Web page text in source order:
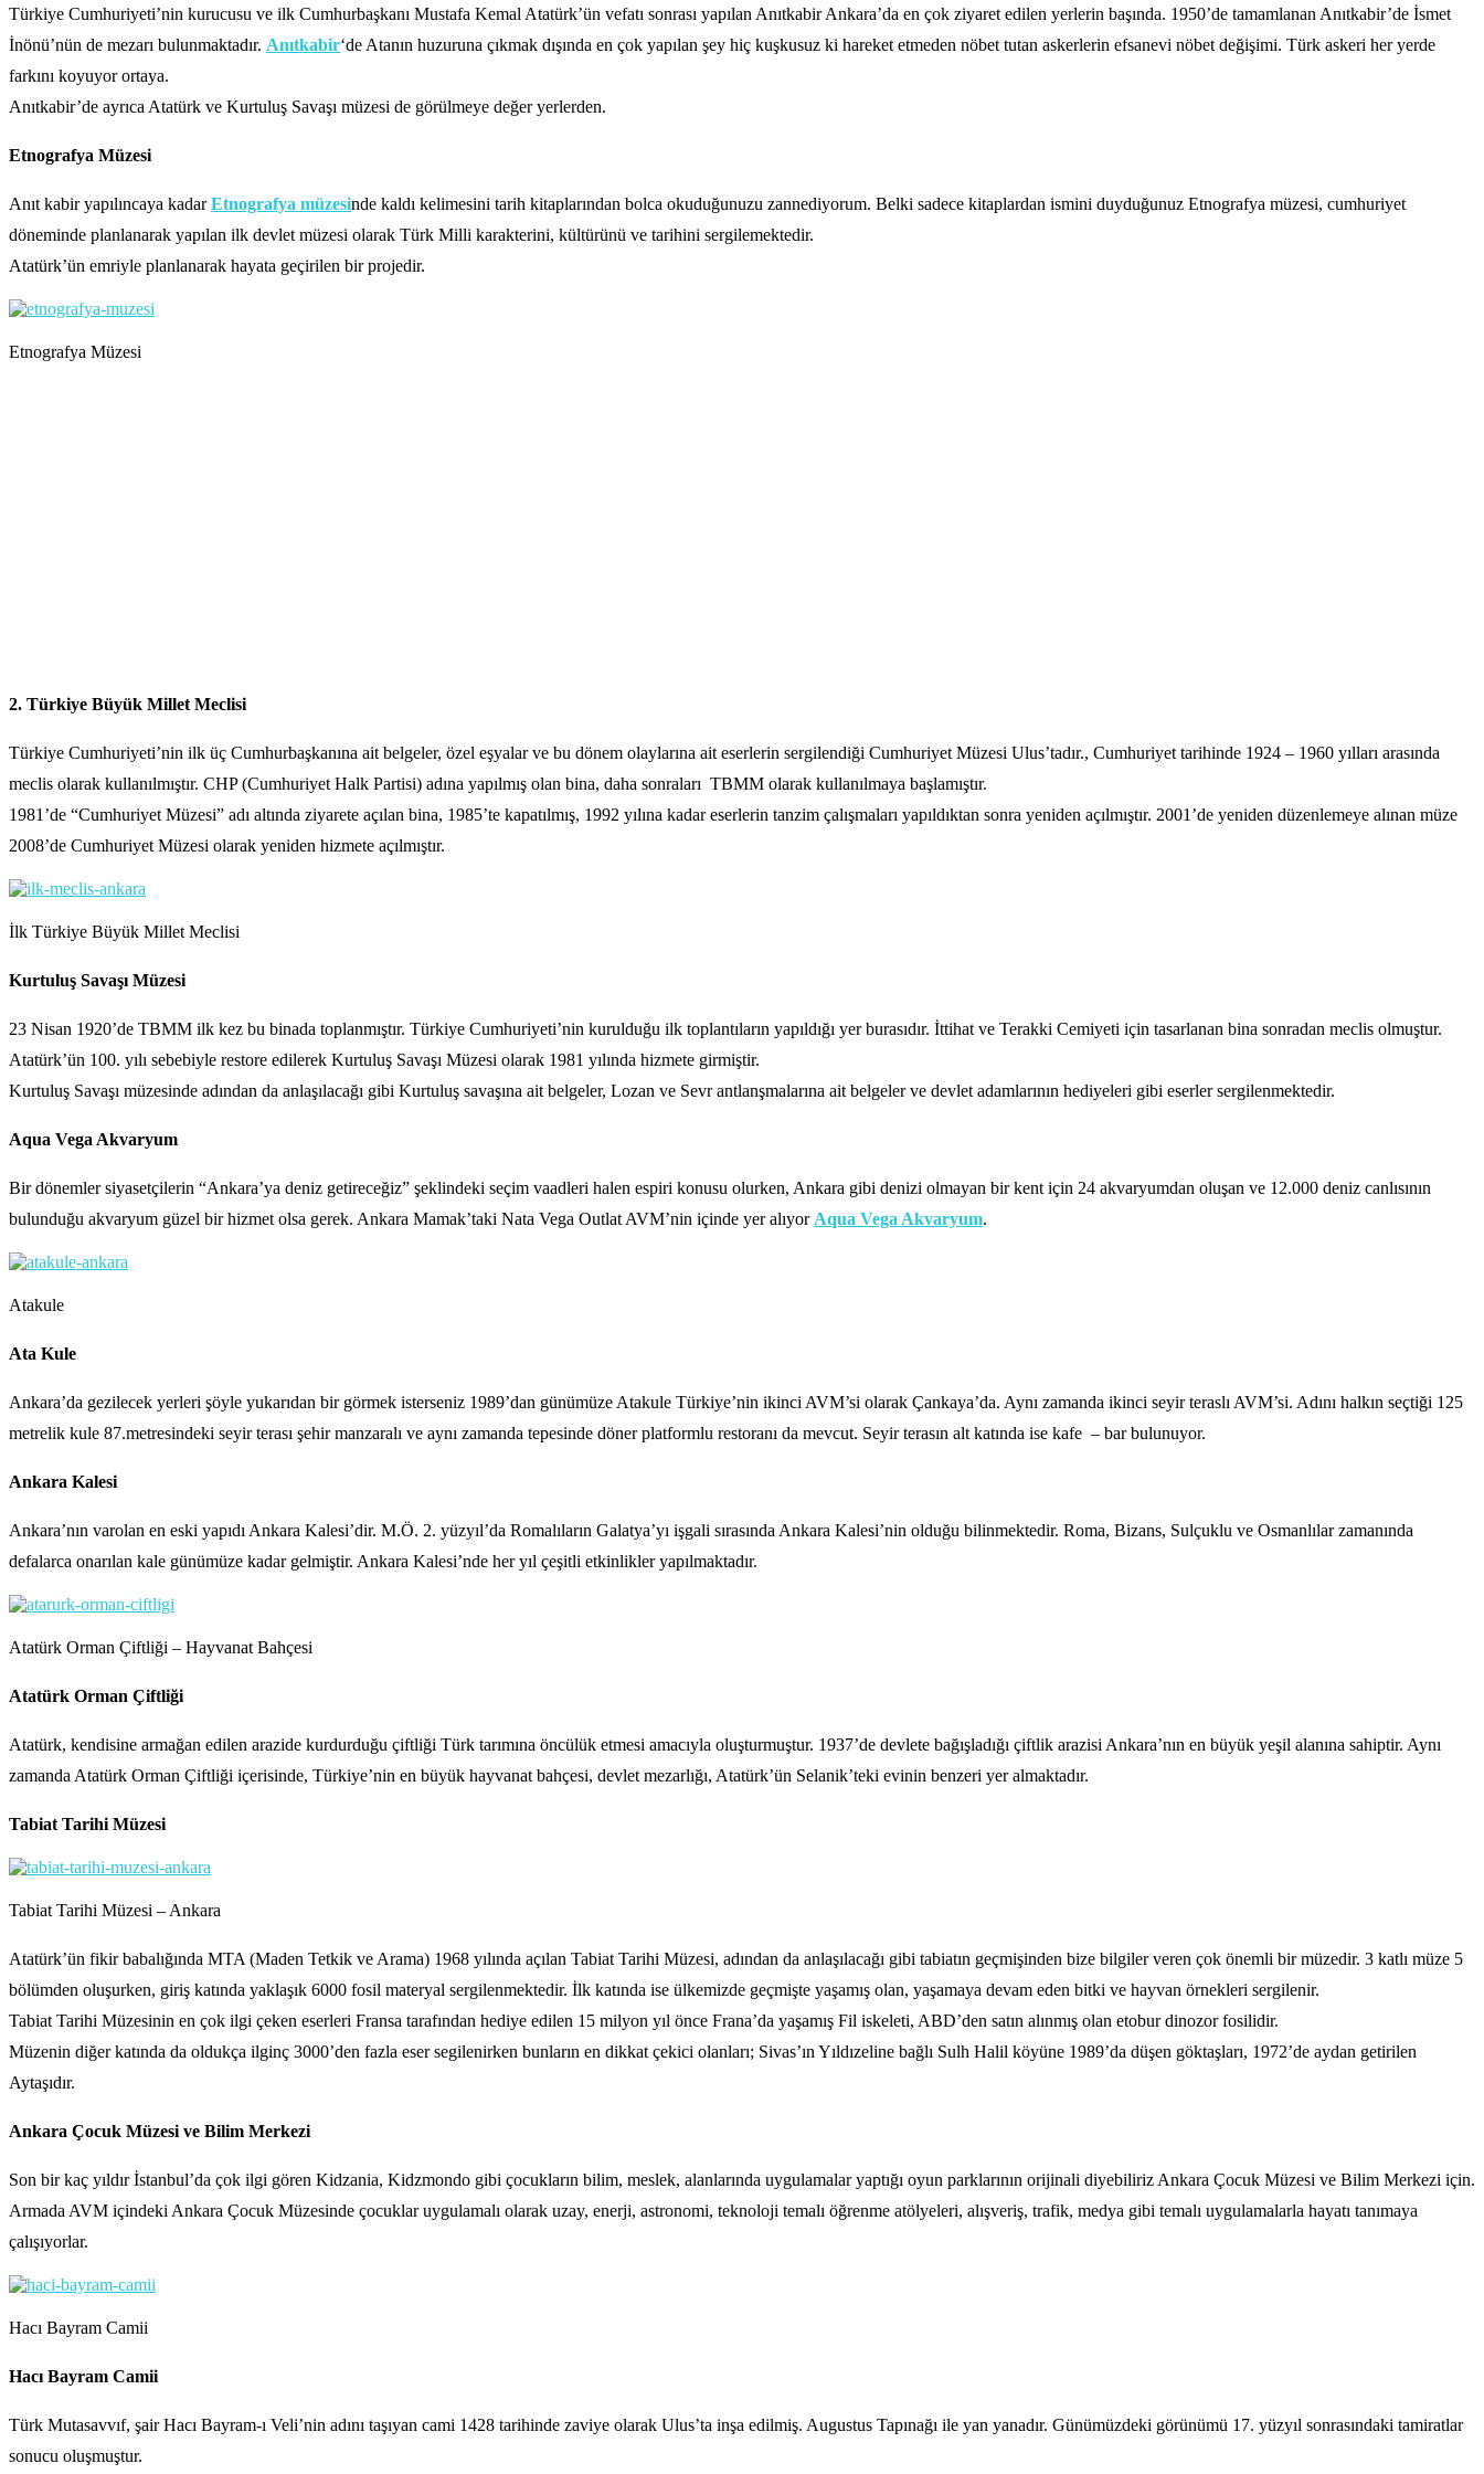
Türkiye Cumhuriyeti’nin kurucusu ve ilk Cumhurbaşkanı Mustafa Kemal Atatürk’ün vefatı sonrası yapılan Anıtkabir Ankara’da en çok ziyaret edilen yerlerin başında. 1950’de tamamlanan Anıtkabir’de İsmet
İnönü’nün de mezarı bulunmaktadır. Anıtkabir‘de Atanın huzuruna çıkmak dışında en çok yapılan şey hiç kuşkusuz ki hareket etmeden nöbet tutan askerlerin efsanevi nöbet değişimi. Türk askeri her yerde
farkını koyuyor ortaya.
Anıtkabir’de ayrıca Atatürk ve Kurtuluş Savaşı müzesi de görülmeye değer yerlerden.
Etnografya Müzesi
Anıt kabir yapılıncaya kadarEtnografya müzesinde kaldı kelimesini tarih kitaplarından bolca okuduğunuzu zannediyorum. Belki sadece kitaplardan ismini duyduğunuz Etnografya müzesi, cumhuriyet
döneminde planlanarak yapılan ilk devlet müzesi olarak Türk Milli karakterini, kültürünü ve tarihini sergilemektedir.
Atatürk’ün emriyle planlanarak hayata geçirilen bir projedir.
Etnografya Müzesi
2. Türkiye Büyük Millet Meclisi
Türkiye Cumhuriyeti’nin ilk üç Cumhurbaşkanına ait belgeler, özel eşyalar ve bu dönem olaylarına ait eserlerin sergilendiği Cumhuriyet Müzesi Ulus’tadır., Cumhuriyet tarihinde 1924 – 1960 yılları arasında
meclis olarak kullanılmıştır. CHP (Cumhuriyet Halk Partisi) adına yapılmış olan bina, daha sonraları TBMM olarak kullanılmaya başlamıştır.
1981’de “Cumhuriyet Müzesi” adı altında ziyarete açılan bina, 1985’te kapatılmış, 1992 yılına kadar eserlerin tanzim çalışmaları yapıldıktan sonra yeniden açılmıştır. 2001’de yeniden düzenlemeye alınan müze
2008’de Cumhuriyet Müzesi olarak yeniden hizmete açılmıştır.
İlk Türkiye Büyük Millet Meclisi
Kurtuluş Savaşı Müzesi
23 Nisan 1920’de TBMM ilk kez bu binada toplanmıştır. Türkiye Cumhuriyeti’nin kurulduğu ilk toplantıların yapıldığı yer burasıdır. İttihat ve Terakki Cemiyeti için tasarlanan bina sonradan meclis olmuştur.
Atatürk’ün 100. yılı sebebiyle restore edilerek Kurtuluş Savaşı Müzesi olarak 1981 yılında hizmete girmiştir.
Kurtuluş Savaşı müzesinde adından da anlaşılacağı gibi Kurtuluş savaşına ait belgeler, Lozan ve Sevr antlanşmalarına ait belgeler ve devlet adamlarının hediyeleri gibi eserler sergilenmektedir.
Aqua Vega Akvaryum
Bir dönemler siyasetçilerin “Ankara’ya deniz getireceğiz” şeklindeki seçim vaadleri halen espiri konusu olurken, Ankara gibi denizi olmayan bir kent için 24 akvaryumdan oluşan ve 12.000 deniz canlısının
bulunduğu akvaryum güzel bir hizmet olsa gerek. Ankara Mamak’taki Nata Vega Outlat AVM’nin içinde yer alıyor Aqua Vega Akvaryum.
Atakule
Ata Kule
Ankara’da gezilecek yerleri şöyle yukarıdan bir görmek isterseniz 1989’dan günümüze Atakule Türkiye’nin ikinci AVM’si olarak Çankaya’da. Aynı zamanda ikinci seyir teraslı AVM’si. Adını halkın seçtiği 125
metrelik kule 87.metresindeki seyir terası şehir manzaralı ve aynı zamanda tepesinde döner platformlu restoranı da mevcut. Seyir terasın alt katında ise kafe – bar bulunuyor.
Ankara Kalesi
Ankara’nın varolan en eski yapıdı Ankara Kalesi’dir. M.Ö. 2. yüzyıl’da Romalıların Galatya’yı işgali sırasında Ankara Kalesi’nin olduğu bilinmektedir. Roma, Bizans, Sulçuklu ve Osmanlılar zamanında
defalarca onarılan kale günümüze kadar gelmiştir. Ankara Kalesi’nde her yıl çeşitli etkinlikler yapılmaktadır.
Atatürk Orman Çiftliği – Hayvanat Bahçesi
Atatürk Orman Çiftliği
Atatürk, kendisine armağan edilen arazide kurdurduğu çiftliği Türk tarımına öncülük etmesi amacıyla oluşturmuştur. 1937’de devlete bağışladığı çiftlik arazisi Ankara’nın en büyük yeşil alanına sahiptir. Aynı
zamanda Atatürk Orman Çiftliği içerisinde, Türkiye’nin en büyük hayvanat bahçesi, devlet mezarlığı, Atatürk’ün Selanik’teki evinin benzeri yer almaktadır.
Tabiat Tarihi Müzesi
Tabiat Tarihi Müzesi – Ankara
Atatürk’ün fikir babalığında MTA (Maden Tetkik ve Arama) 1968 yılında açılan Tabiat Tarihi Müzesi, adından da anlaşılacağı gibi tabiatın geçmişinden bize bilgiler veren çok önemli bir müzedir. 3 katlı müze 5
bölümden oluşurken, giriş katında yaklaşık 6000 fosil materyal sergilenmektedir. İlk katında ise ülkemizde geçmişte yaşamış olan, yaşamaya devam eden bitki ve hayvan örnekleri sergilenir.
Tabiat Tarihi Müzesinin en çok ilgi çeken eserleri Fransa tarafından hediye edilen 15 milyon yıl önce Frana’da yaşamış Fil iskeleti, ABD’den satın alınmış olan etobur dinozor fosilidir.
Müzenin diğer katında da oldukça ilginç 3000’den fazla eser segilenirken bunların en dikkat çekici olanları; Sivas’ın Yıldızeline bağlı Sulh Halil köyüne 1989’da düşen göktaşları, 1972’de aydan getirilen
Aytaşıdır.
Ankara Çocuk Müzesi ve Bilim Merkezi
Son bir kaç yıldır İstanbul’da çok ilgi gören Kidzania, Kidzmondo gibi çocukların bilim, meslek, alanlarında uygulamalar yaptığı oyun parklarının orijinali diyebiliriz Ankara Çocuk Müzesi ve Bilim Merkezi için.
Armada AVM içindeki Ankara Çocuk Müzesinde çocuklar uygulamalı olarak uzay, enerji, astronomi, teknoloji temalı öğrenme atölyeleri, alışveriş, trafik, medya gibi temalı uygulamalarla hayatı tanımaya
çalışıyorlar.
Hacı Bayram Camii
Hacı Bayram Camii
Türk Mutasavvıf, şair Hacı Bayram-ı Veli’nin adını taşıyan cami 1428 tarihinde zaviye olarak Ulus’ta inşa edilmiş. Augustus Tapınağı ile yan yanadır. Günümüzdeki görünümü 17. yüzyıl sonrasındaki tamiratlar
sonucu oluşmuştur.